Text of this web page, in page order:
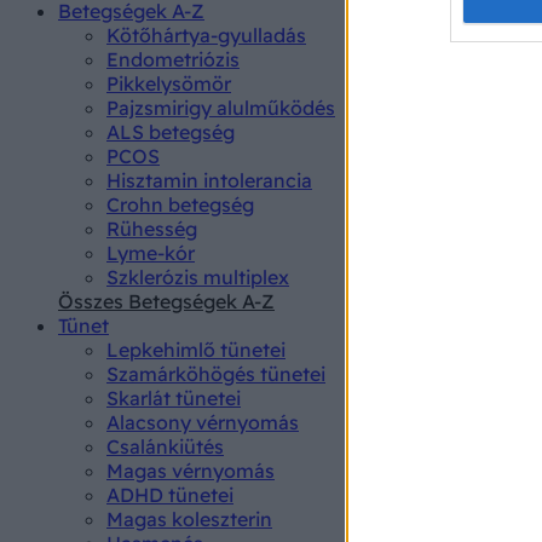
Betegségek A-Z
Kötőhártya-gyulladás
Endometriózis
Pikkelysömör
Pajzsmirigy alulműködés
ALS betegség
PCOS
Hisztamin intolerancia
Crohn betegség
Rühesség
Lyme-kór
Szklerózis multiplex
Összes Betegségek A-Z
Tünet
Lepkehimlő tünetei
Szamárköhögés tünetei
Skarlát tünetei
Alacsony vérnyomás
Csalánkiütés
Magas vérnyomás
ADHD tünetei
Magas koleszterin